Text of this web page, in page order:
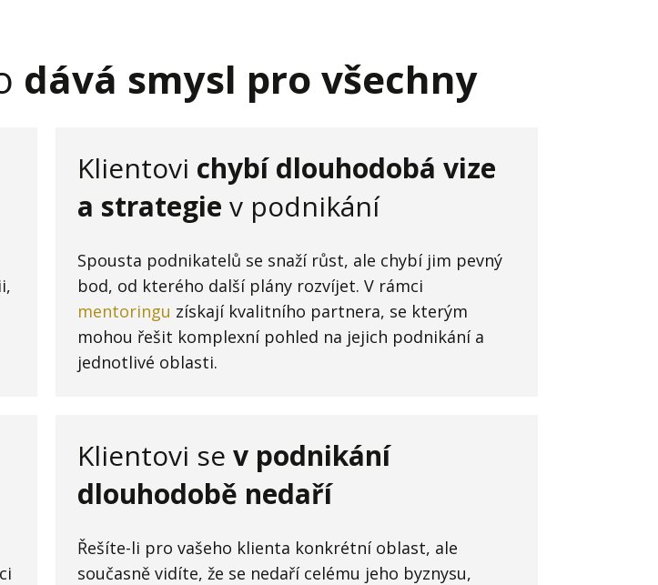
dává smysl pro všechny
Klientovi chybí dlouhodobá vize
a strategie v podnikání
Spousta podnikatelů se snaží růst, ale chybí jim pevný
bod, od kterého další plány rozvíjet. V rámci
mentoringu získají kvalitního partnera, se kterým
mohou řešit komplexní pohled na jejich podnikání a
jednotlivé oblasti.
Klientovi se v podnikání
dlouhodobě nedaří
Řešíte-li pro vašeho klienta konkrétní oblast, ale
současně vidíte, že se nedaří celému jeho byznysu,